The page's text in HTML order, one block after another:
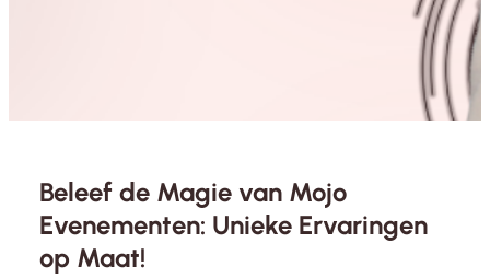
Beleef de Magie van Mojo
Evenementen: Unieke Ervaringen
op Maat!